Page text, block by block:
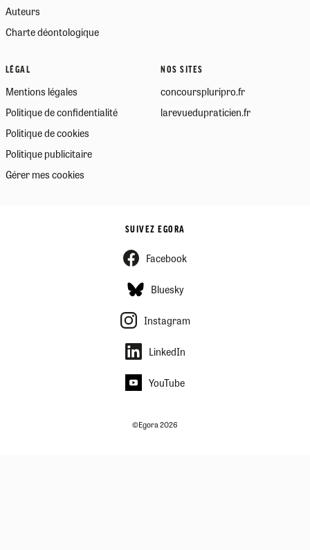
Auteurs
Charte déontologique
LÉGAL
Mentions légales
Politique de confidentialité
Politique de cookies
Politique publicitaire
Gérer mes cookies
NOS SITES
concourspluripro.fr
larevuedupraticien.fr
SUIVEZ EGORA
Facebook
Bluesky
Instagram
LinkedIn
YouTube
©Egora 2026